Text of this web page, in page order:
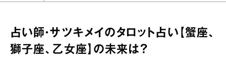
占い師・サツキメイのタロット占い【蟹座、
獅子座、乙女座】の未来は？